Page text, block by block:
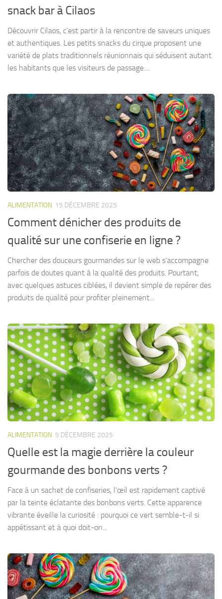
snack bar à Cilaos
Découvrir Cilaos, c’est partir à la rencontre de saveurs uniques
et authentiques. Les petits snacks du cirque proposent une
variété de plats traditionnels réunionnais qui séduisent autant
les habitants que les visiteurs de passage....
ALIMENTATION 15 DÉCEMBRE 2025
Comment dénicher des produits de
qualité sur une confiserie en ligne ?
Chercher des douceurs gourmandes sur le web s’accompagne
parfois de doutes quant à la qualité des produits. Pourtant,
avec quelques astuces ciblées, il devient simple de repérer des
produits de qualité pour profiter pleinement...
ALIMENTATION 5 DÉCEMBRE 2025
Quelle est la magie derrière la couleur
gourmande des bonbons verts ?
Face à un sachet de confiseries, l’œil est rapidement captivé
par la teinte éclatante des bonbons verts. Cette apparence
vibrante éveille la curiosité : pourquoi ce vert semble-t-il si
appétissant et à quoi doit-on...